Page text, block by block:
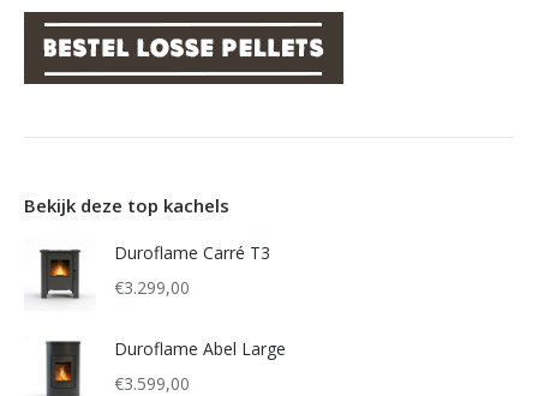
Bekijk deze top kachels
Duroflame Carré T3
€3.299,00
Duroflame Abel Large
€3.599,00